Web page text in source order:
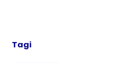
Tagi